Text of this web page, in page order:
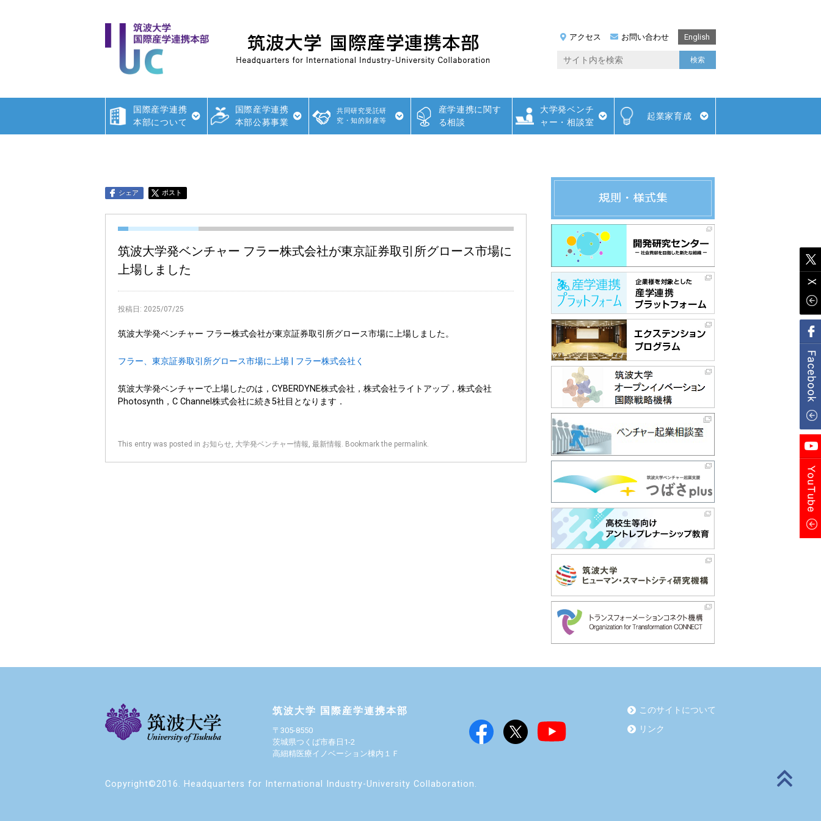
アクセス お問い合わせ English
国際産学連携
本部について
国際産学連携
本部公募事業
共同研究受託研
究・知的財産等
産学連携に関す
る相談
大学発ベンチ
ャー・相談室
起業家育成
シェア ポスト
筑波大学発ベンチャー フラー株式会社が東京証券取引所グロース市場に
上場しました
投稿日: 2025/07/25
筑波大学発ベンチャー フラー株式会社が東京証券取引所グロース市場に上場しました。
フラー、東京証券取引所グロース市場に上場 | フラー株式会社く
筑波大学発ベンチャーで上場したのは，CYBERDYNE株式会社，株式会社ライトアップ，株式会社
Photosynth，C Channel株式会社に続き5社目となります．
This entry was posted in お知らせ, 大学発ベンチャー情報, 最新情報. Bookmark the permalink.
筑波大学 国際産学連携本部
〒305-8550
茨城県つくば市春日1-2
高細精医療イノベーション棟内１Ｆ
このサイトについて
リンク
Copyright©2016. Headquarters for International Industry-University Collaboration.